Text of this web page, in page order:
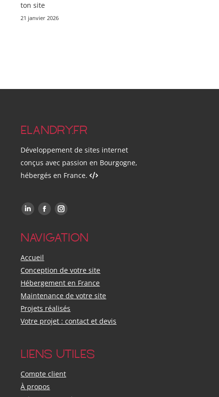
ton site
21 janvier 2026
ELANDRY.FR
Développement de sites internet
conçus avec passion en Bourgogne,
hébergés en France.
Trouvez-nous sur :
LinkedInFacebookInstagram
NAVIGATION
Accueil
Conception de votre site
Hébergement en France
Maintenance de votre site
Projets réalisés
Votre projet : contact et devis
LIENS UTILES
Compte client
À propos